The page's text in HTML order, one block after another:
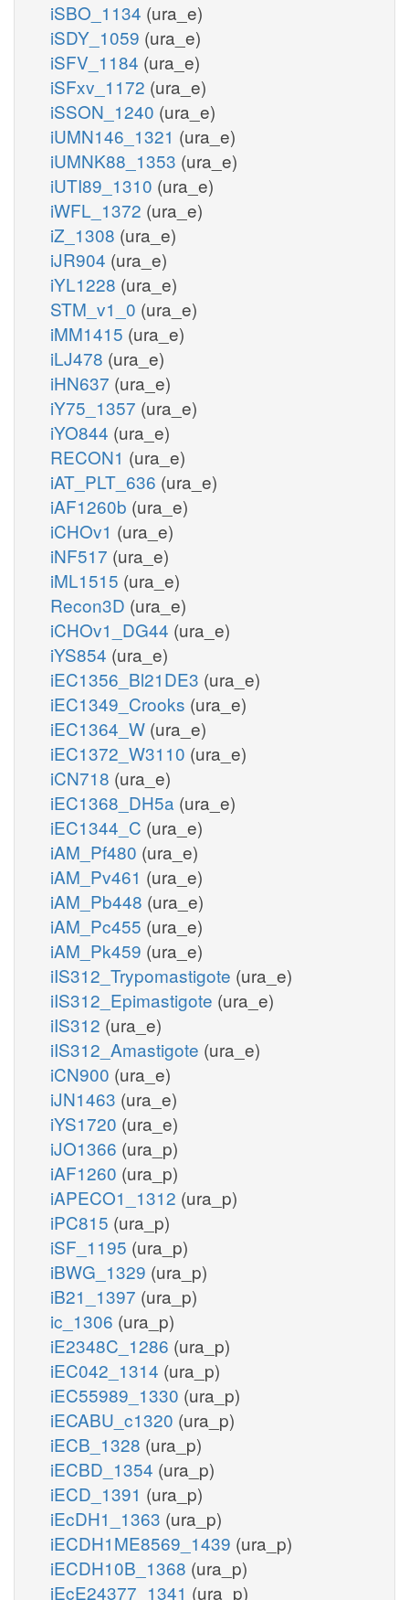
iSBO_1134 (ura_e)
iSDY_1059 (ura_e)
iSFV_1184 (ura_e)
iSFxv_1172 (ura_e)
iSSON_1240 (ura_e)
iUMN146_1321 (ura_e)
iUMNK88_1353 (ura_e)
iUTI89_1310 (ura_e)
iWFL_1372 (ura_e)
iZ_1308 (ura_e)
iJR904 (ura_e)
iYL1228 (ura_e)
STM_v1_0 (ura_e)
iMM1415 (ura_e)
iLJ478 (ura_e)
iHN637 (ura_e)
iY75_1357 (ura_e)
iYO844 (ura_e)
RECON1 (ura_e)
iAT_PLT_636 (ura_e)
iAF1260b (ura_e)
iCHOv1 (ura_e)
iNF517 (ura_e)
iML1515 (ura_e)
Recon3D (ura_e)
iCHOv1_DG44 (ura_e)
iYS854 (ura_e)
iEC1356_Bl21DE3 (ura_e)
iEC1349_Crooks (ura_e)
iEC1364_W (ura_e)
iEC1372_W3110 (ura_e)
iCN718 (ura_e)
iEC1368_DH5a (ura_e)
iEC1344_C (ura_e)
iAM_Pf480 (ura_e)
iAM_Pv461 (ura_e)
iAM_Pb448 (ura_e)
iAM_Pc455 (ura_e)
iAM_Pk459 (ura_e)
iIS312_Trypomastigote (ura_e)
iIS312_Epimastigote (ura_e)
iIS312 (ura_e)
iIS312_Amastigote (ura_e)
iCN900 (ura_e)
iJN1463 (ura_e)
iYS1720 (ura_e)
iJO1366 (ura_p)
iAF1260 (ura_p)
iAPECO1_1312 (ura_p)
iPC815 (ura_p)
iSF_1195 (ura_p)
iBWG_1329 (ura_p)
iB21_1397 (ura_p)
ic_1306 (ura_p)
iE2348C_1286 (ura_p)
iEC042_1314 (ura_p)
iEC55989_1330 (ura_p)
iECABU_c1320 (ura_p)
iECB_1328 (ura_p)
iECBD_1354 (ura_p)
iECD_1391 (ura_p)
iEcDH1_1363 (ura_p)
iECDH1ME8569_1439 (ura_p)
iECDH10B_1368 (ura_p)
iEcE24377_1341 (ura_p)